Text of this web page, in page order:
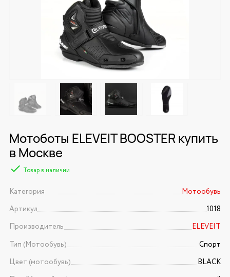
Мотоботы ELEVEIT BOOSTER купить
в Москве
Товар в наличии
Категория
Мотообувь
Артикул
1018
Производитель
ELEVEIT
Тип (Мотообувь)
Спорт
Цвет (мотообувь)
BLACK